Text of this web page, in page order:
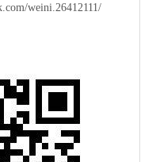
weini.26412111/